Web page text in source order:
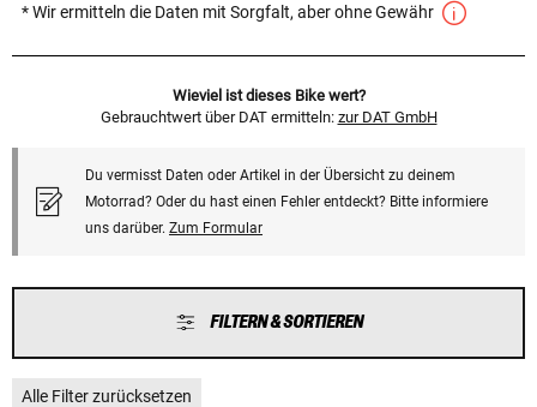
* Wir ermitteln die Daten mit Sorgfalt, aber ohne Gewähr
Wieviel ist dieses Bike wert?
Gebrauchtwert über DAT ermitteln: zur DAT GmbH
Du vermisst Daten oder Artikel in der Übersicht zu deinem
Motorrad? Oder du hast einen Fehler entdeckt? Bitte informiere
uns darüber. Zum Formular
FILTERN & SORTIEREN
Alle Filter zurücksetzen